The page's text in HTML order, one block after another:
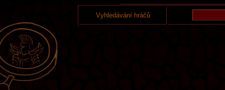
Vyhledávání hráčů